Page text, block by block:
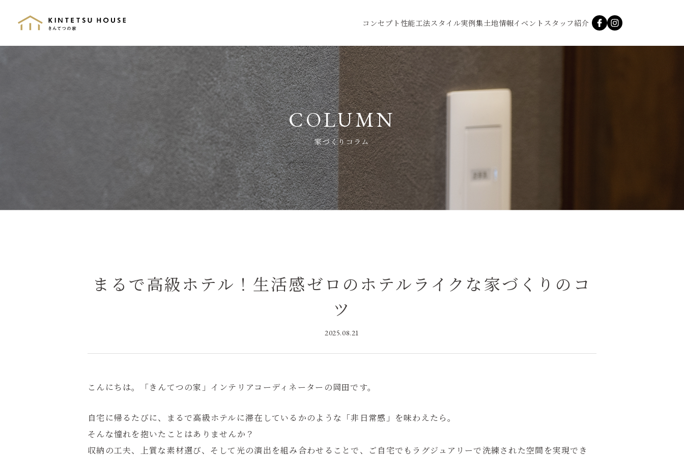
コンセプト 性能工法スタイル実例集土地情報イベント スタッフ紹介
家づくりコラム
まるで高級ホテル！生活感ゼロのホテルライクな家づくりのコ
ツ
2025.08.21
こんにちは。「きんてつの家」インテリアコーディネーターの岡田です。
自宅に帰るたびに、まるで高級ホテルに滞在しているかのような「非日常感」を味わえたら。
そんな憧れを抱いたことはありませんか？
収納の工夫、上質な素材選び、そして光の演出を組み合わせることで、ご自宅でもラグジュアリーで洗練された空間を実現でき